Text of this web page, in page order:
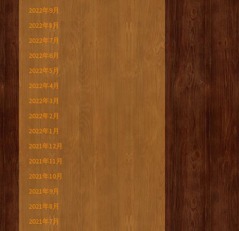
2022年9月
2022年8月
2022年7月
2022年6月
2022年5月
2022年4月
2022年3月
2022年2月
2022年1月
2021年12月
2021年11月
2021年10月
2021年9月
2021年8月
2021年7月